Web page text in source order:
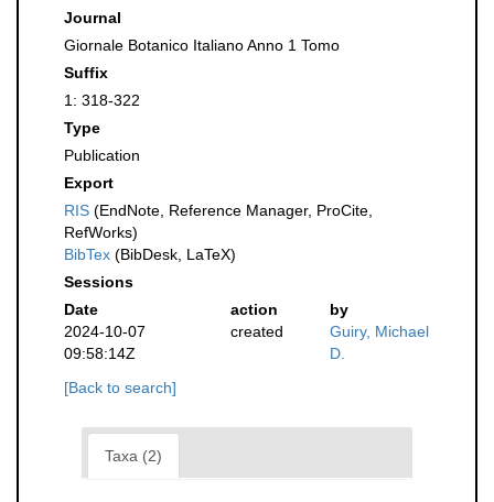
Journal
Giornale Botanico Italiano Anno 1 Tomo
Suffix
1: 318-322
Type
Publication
Export
RIS (EndNote, Reference Manager, ProCite,
RefWorks)
BibTex (BibDesk, LaTeX)
Sessions
Date
action
by
2024-10-07
09:58:14Z
created
Guiry, Michael
D.
[Back to search]
Taxa (2)